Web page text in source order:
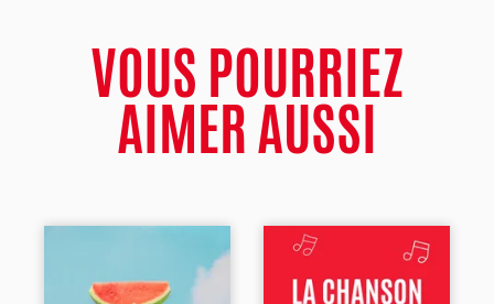
VOUS POURRIEZ
AIMER AUSSI